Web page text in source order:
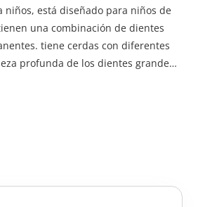
niños, está diseñado para niños de
una combinación de dientes
tiene cerdas con diferentes
profunda de los dientes grandes